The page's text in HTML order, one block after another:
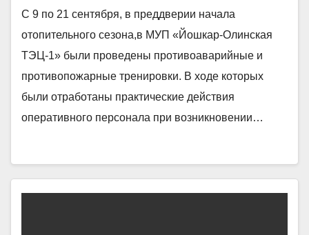
С 9 по 21 сентября, в преддверии начала
отопительного сезона,в МУП «Йошкар-Олинская
ТЭЦ-1» были проведены противоаварийные и
противопожарные тренировки. В ходе которых
были отработаны практические действия
оперативного персонала при возникновении…